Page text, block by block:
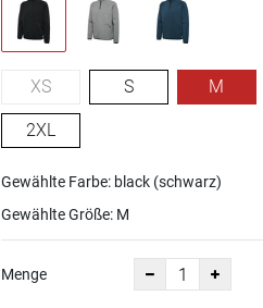
XS S M
2XL
Gewählte Farbe: black (schwarz)
Gewählte Größe: M
Menge